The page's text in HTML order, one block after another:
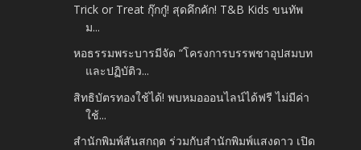
Trick or Treat กุ๊กกู๋! สุดคึกคัก! T&B Kids ขนทัพ
ม...
หอธรรมพระบารมีจัด “โครงการบรรพชาอุปสมบท
และปฏิบัติว...
สิทธิบัตรทองใช้ได้! พบหมอออนไลน์ได้ฟรี ไม่มีค่า
ใช้...
สำนักพิมพ์สันสกฤต ร่วมกับสำนักพิมพ์แสงดาว เปิด